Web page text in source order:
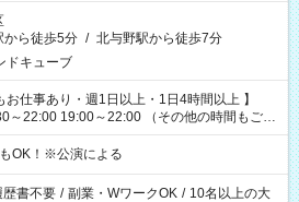
から徒歩5分 / 北与野駅から徒歩7分
ドキューブ
お仕事あり・週1日以上・1日4時間以上 】
～22:00 （その他の時間もござ
り、時間が異なります！ ※イベントが早く
OK！※公演による
歴書不要 / 副業・WワークOK / 10名以上の大